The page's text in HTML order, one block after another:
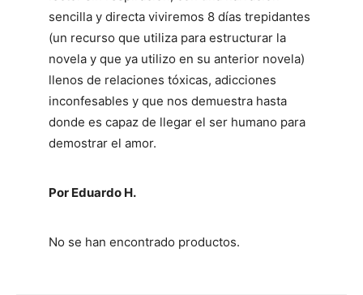
sencilla y directa viviremos 8 días trepidantes
(un recurso que utiliza para estructurar la
novela y que ya utilizo en su anterior novela)
llenos de relaciones tóxicas, adicciones
inconfesables y que nos demuestra hasta
donde es capaz de llegar el ser humano para
demostrar el amor.
Por Eduardo H.
No se han encontrado productos.